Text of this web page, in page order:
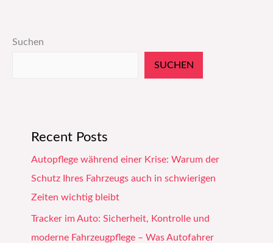
Suchen
SUCHEN
Recent Posts
Autopflege während einer Krise: Warum der
Schutz Ihres Fahrzeugs auch in schwierigen
Zeiten wichtig bleibt
Tracker im Auto: Sicherheit, Kontrolle und
moderne Fahrzeugpflege – Was Autofahrer